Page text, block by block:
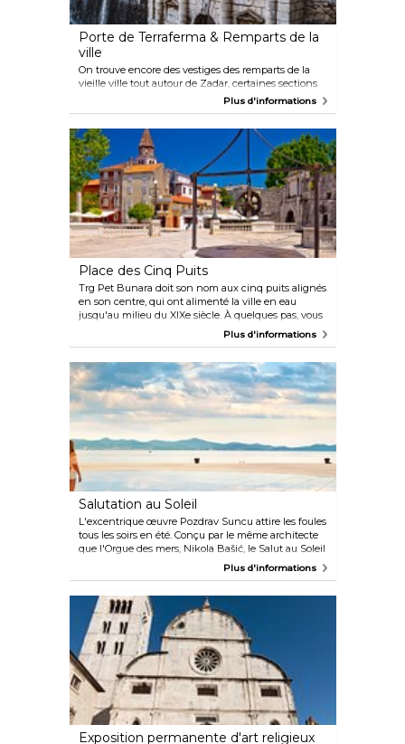
Porte de Terraferma & Remparts de la
ville
On trouve encore des vestiges des remparts de la
vieille ville tout autour de Zadar, certaines sections
datant du Moyen Âge, tandis qu'une partie plus
importante fut construite durant le règne vénitien
fortifiés, huit portes servant d'entrée à la ville
subsistent, dont la plus élaborée est celle connue
sous le nom de Porte de Terraferma. Située juste en
face du petit port de Foša, la Porte de Terraferma est
ornée de certaines des plus belles décorations de
style Renaissance dalmate, notamment des
représentations de Saint-Chrysogone et du Lion de
Saint-Marc.
Plus d'informations
Place des Cinq Puits
Trg Pet Bunara doit son nom aux cinq puits alignés
en son centre, qui ont alimenté la ville en eau
jusqu'au milieu du XIXe siècle. À quelques pas, vous
pourrez profiter du parc de la reine Jelena Madije,
Plus d'informations
Salutation au Soleil
L'excentrique œuvre Pozdrav Suncu attire les foules
tous les soirs en été. Conçu par le même architecte
que l'Orgue des mers, Nikola Bašić, le Salut au Soleil
(ou Salutation au Soleil) est un ensemble de
l'énergie du soleil pendant la journée, il présente un
spectacle de motifs lumineux représentant les
mouvements du système solaire du coucher au
lever du soleil.
Plus d'informations
Exposition permanente d'art religieux